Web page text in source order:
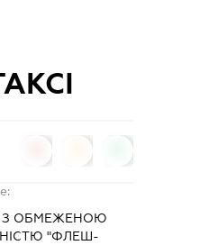
З ОБМЕЖЕНОЮ
"ФЛЕШ-